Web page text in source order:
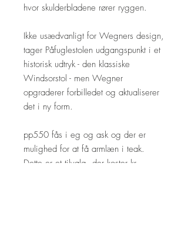
hvor skulderbladene rører ryggen.
Ikke usædvanligt for Wegners design,
tager Påfuglestolen udgangspunkt i et
historisk udtryk - den klassiske
Windsorstol - men Wegner
opgraderer forbilledet og aktualiserer
det i ny form.
pp550 fås i eg og ask og der er
mulighed for at få armlæn i teak.
Dette er et tilvalg, der koster kr.